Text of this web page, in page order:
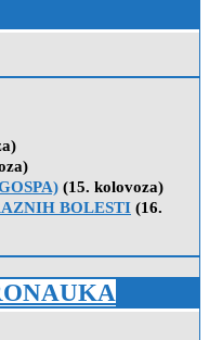
(15. kolovoza)
BOLESTI (16.